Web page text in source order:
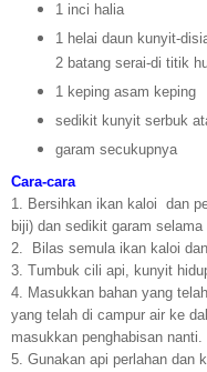
1 inci halia
1 helai daun kunyit-
2 batang serai-di titik
1 keping asam keping
sedikit kunyit serbuk
garam secukupnya
Cara-cara
1. Bersihkan ikan kaloi dan
biji) dan sedikit garam
2. Bilas semula ikan kaloi
3. Tumbuk cili api, kunyit
4. Masukkan bahan yang
yang telah di campur air ke
masukkan penghabisan nanti.
5. Gunakan api perlahan dan